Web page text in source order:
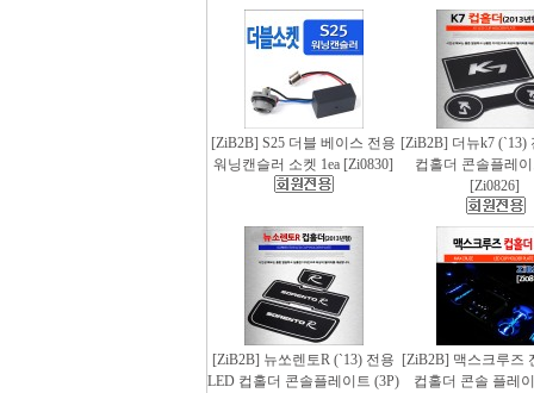
[ZiB2B] S25 더블 베이스 전용
워닝캔슬러 소켓 1ea [Zi0830]
[ZiB2B] 더뉴k7 (`13)
컵홀더 콘솔플레
[Zi0826]
[ZiB2B] 뉴쏘렌토R (`13) 전용
LED 컵홀더 콘솔플레이트 (3P)
[ZiB2B] 맥스크루즈
컵홀더 콘솔 플레